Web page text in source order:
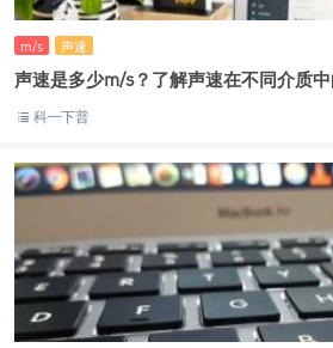
m/s 声速
声速是多少m/s？了解声速在不同介质
科一下普